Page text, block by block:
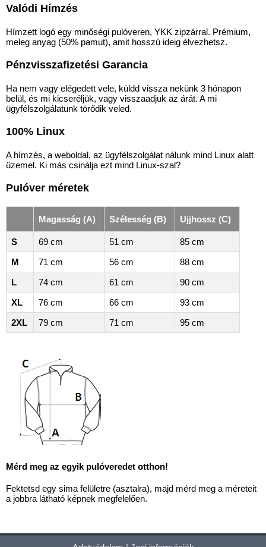
Valódi Hímzés
Hímzett logó egy minőségi pulóveren, YKK zipzárral. Prémium,
meleg anyag (50% pamut), amit hosszú ideig élvezhetsz.
Pénzvisszafizetési Garancia
Ha nem vagy elégedett vele, küldd vissza nekünk 3 hónapon
belül, és mi kicseréljük, vagy visszaadjuk az árát. A mi
ügyfélszolgálatunk törődik veled.
100% Linux
A hímzés, a weboldal, az ügyfélszolgálat nálunk mind Linux alatt
üzemel. Ki más csinálja ezt mind Linux-szal?
Pulóver méretek
Magasság (A) Szélesség (B) Ujjhossz (C)
S 69 cm 51 cm
85 cm
M
71 cm 56 cm
88 cm
L
74 cm 61 cm
90 cm
XL
76 cm 66 cm
93 cm
2XL
79 cm 71 cm 95 cm
Mérd meg az egyik pulóveredet otthon!
Fektetsd egy sima felületre (asztalra), majd mérd meg a méreteit
a jobbra látható képnek megfelelően.